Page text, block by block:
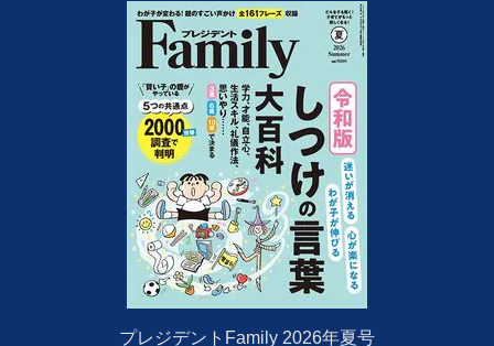
プレジデントFamily 2026年夏号